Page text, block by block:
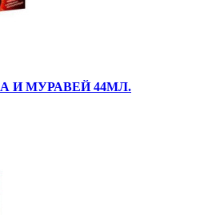
И МУРАВЕЙ 44МЛ.